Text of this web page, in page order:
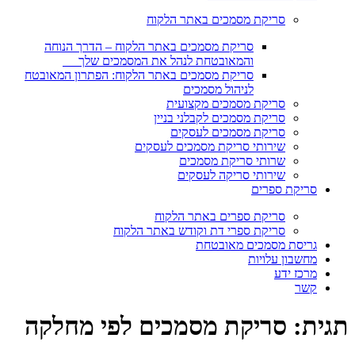
סריקת מסמכים באתר הלקוח
סריקת מסמכים באתר הלקוח – הדרך הנוחה
והמאובטחת לנהל את המסמכים שלך
סריקת מסמכים באתר הלקוח: הפתרון המאובטח
לניהול מסמכים
סריקת מסמכים מקצועית
סריקת מסמכים לקבלני בניין
סריקת מסמכים לעסקים
שירותי סריקת מסמכים לעסקים
שרותי סריקת מסמכים
שירותי סריקה לעסקים
סריקת ספרים
סריקת ספרים באתר הלקוח
סריקת ספרי דת וקודש באתר הלקוח
גריסת מסמכים מאובטחת
מחשבון עלויות
מרכז ידע
קשר
תגית: סריקת מסמכים לפי מחלקה